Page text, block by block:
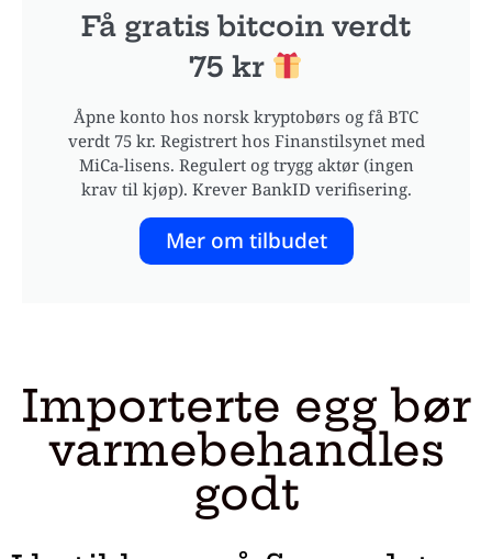
Få gratis bitcoin verdt
75 kr
Åpne konto hos norsk kryptobørs og få BTC
verdt 75 kr. Registrert hos Finanstilsynet med
MiCa-lisens. Regulert og trygg aktør (ingen
krav til kjøp). Krever BankID verifisering.
Mer om tilbudet
Importerte egg bør
varmebehandles
godt